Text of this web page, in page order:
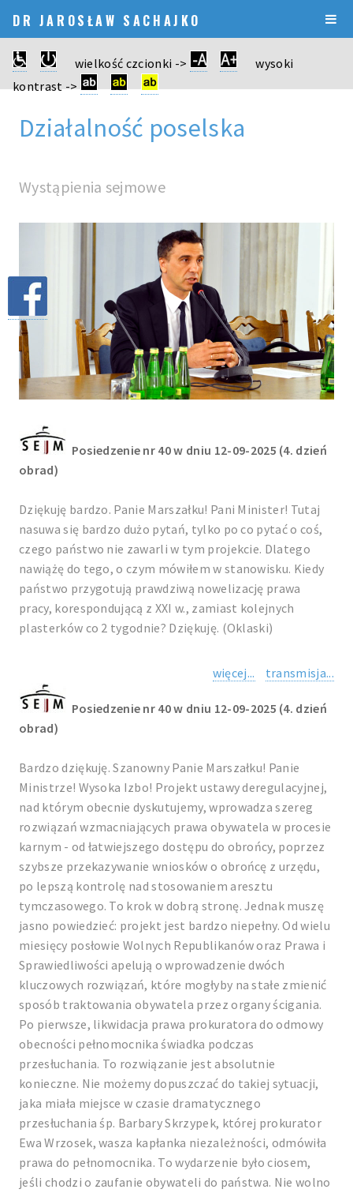
DR JAROSŁAW SACHAJKO
wielkość czcionki ->
wysoki
kontrast ->
Działalność poselska
Wystąpienia sejmowe
Posiedzenie nr 40 w dniu 12-09-2025 (4. dzień
obrad)
Dziękuję bardzo. Panie Marszałku! Pani Minister! Tutaj
nasuwa się bardzo dużo pytań, tylko po co pytać o coś,
czego państwo nie zawarli w tym projekcie. Dlatego
nawiążę do tego, o czym mówiłem w stanowisku. Kiedy
państwo przygotują prawdziwą nowelizację prawa
pracy, korespondującą z XXI w., zamiast kolejnych
plasterków co 2 tygodnie? Dziękuję. (Oklaski)
więcej... transmisja...
Posiedzenie nr 40 w dniu 12-09-2025 (4. dzień
obrad)
Bardzo dziękuję. Szanowny Panie Marszałku! Panie
Ministrze! Wysoka Izbo! Projekt ustawy deregulacyjnej,
nad którym obecnie dyskutujemy, wprowadza szereg
rozwiązań wzmacniających prawa obywatela w procesie
karnym - od łatwiejszego dostępu do obrońcy, poprzez
szybsze przekazywanie wniosków o obrońcę z urzędu,
po lepszą kontrolę nad stosowaniem aresztu
tymczasowego. To krok w dobrą stronę. Jednak muszę
jasno powiedzieć: projekt jest bardzo niepełny. Od wielu
miesięcy posłowie Wolnych Republikanów oraz Prawa i
Sprawiedliwości apelują o wprowadzenie dwóch
kluczowych rozwiązań, które mogłyby na stałe zmienić
sposób traktowania obywatela przez organy ścigania.
Po pierwsze, likwidacja prawa prokuratora do odmowy
obecności pełnomocnika świadka podczas
przesłuchania. To rozwiązanie jest absolutnie
konieczne. Nie możemy dopuszczać do takiej sytuacji,
jaka miała miejsce w czasie dramatycznego
przesłuchania śp. Barbary Skrzypek, której prokurator
Ewa Wrzosek, wasza kapłanka niezależności, odmówiła
prawa do pełnomocnika. To wydarzenie było ciosem,
jeśli chodzi o zaufanie obywateli do państwa. Nie wolno